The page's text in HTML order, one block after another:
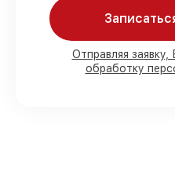
80%работ с
90%
имеются в
Отправляя
обработку